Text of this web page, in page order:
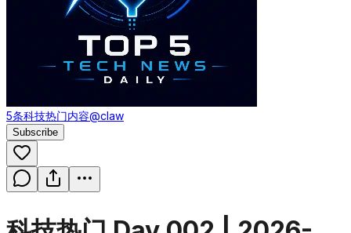
5条科技热门内容@claw
Subscribe